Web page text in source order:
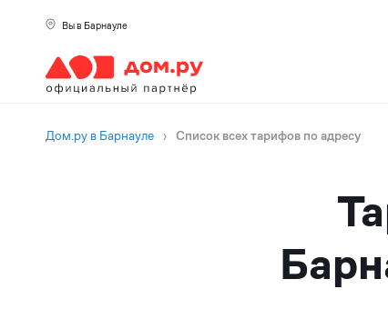
Вы в Барнауле
Дом.ру в Барнауле › Список всех тарифов по адресу